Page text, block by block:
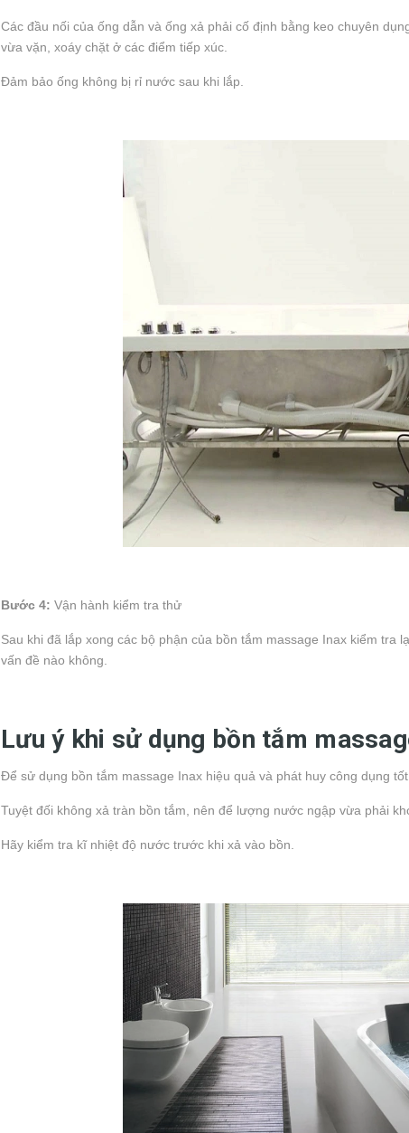
Các đầu nối của ống dẫn và ống xả phải cố định bằng keo chuyên
vừa vặn, xoáy chặt ở các điểm tiếp xúc.
Đảm bảo ống không bị rỉ nước sau khi lắp.
Bước 4: Vận hành kiểm tra thử
Sau khi đã lắp xong các bộ phận của bồn tắm massage Inax kiểm tra
vấn đề nào không.
Lưu ý khi sử dụng bồn tắm
Để sử dụng bồn tắm massage Inax hiệu quả và phát huy công dụng
Tuyệt đối không xả tràn bồn tắm, nên để lượng nước ngập vừa phải
Hãy kiểm tra kĩ nhiệt độ nước trước khi xả vào bồn.